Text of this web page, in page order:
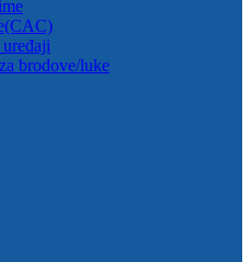
brodove/luke